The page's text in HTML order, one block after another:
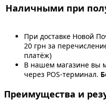
Наличными при
При доставке Новой
20 грн за
платёж)
В нашем магазине вы
через POS-терминал.
Преимущества и